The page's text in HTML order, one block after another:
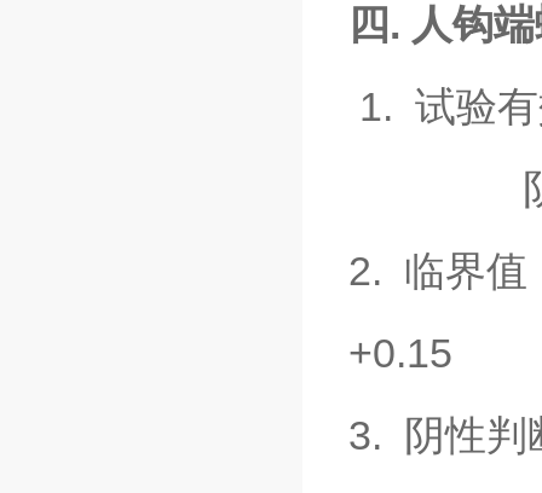
四. 人钩
1. 试验
阴性对
2. 临界值
+0.15
3. 阴性判